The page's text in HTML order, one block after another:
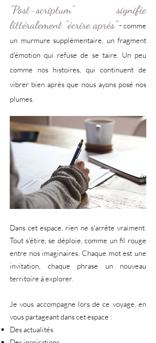
"Post-scriptum" signifie
littéralement "écrire après"- comme
un murmure supplémentaire, un fragment
d'émotion qui refuse de se taire. Un peu
comme nos histoires, qui continuent de
vibrer bien après que nous ayons posé nos
plumes.
​Dans cet espace, rien ne s'arrête vraiment.
Tout s'étire, se déploie, comme un fil rouge
entre nos imaginaires. Chaque mot est une
invitation, chaque phrase un nouveau
territoire à explorer.​
Je vous accompagne lors de ce voyage, en
vous partageant dans cet espace :​
Des actualités